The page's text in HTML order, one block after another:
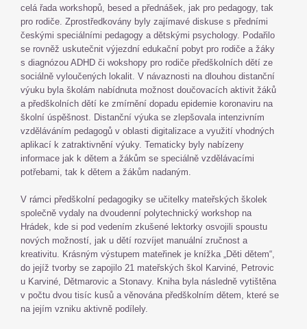
celá řada workshopů, besed a přednášek, jak pro pedagogy, tak
pro rodiče. Zprostředkovány byly zajímavé diskuse s předními
českými speciálními pedagogy a dětskými psychology. Podařilo
se rovněž uskutečnit výjezdní edukační pobyt pro rodiče a žáky
s diagnózou ADHD či wokshopy pro rodiče předškolních dětí ze
sociálně vyloučených lokalit. V návaznosti na dlouhou distanční
výuku byla školám nabídnuta možnost doučovacích aktivit žáků
a předškolních dětí ke zmírnění dopadu epidemie koronaviru na
školní úspěšnost. Distanční výuka se zlepšovala intenzivním
vzděláváním pedagogů v oblasti digitalizace a využití vhodných
aplikací k zatraktivnění výuky. Tematicky byly nabízeny
informace jak k dětem a žákům se speciálně vzdělávacími
potřebami, tak k dětem a žákům nadaným.
V rámci předškolní pedagogiky se učitelky mateřských školek
společně vydaly na dvoudenní polytechnický workshop na
Hrádek, kde si pod vedením zkušené lektorky osvojili spoustu
nových možností, jak u dětí rozvíjet manuální zručnost a
kreativitu. Krásným výstupem mateřinek je knížka „Děti dětem“,
do jejíž tvorby se zapojilo 21 mateřských škol Karviné, Petrovic
u Karviné, Dětmarovic a Stonavy. Kniha byla následně vytištěna
v počtu dvou tisíc kusů a věnována předškolním dětem, které se
na jejím vzniku aktivně podílely.